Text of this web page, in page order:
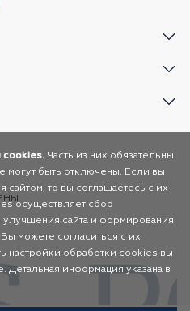
cookies. Часть из них обязательны
могут быть отключены. Если вы
сайтом, то вы соглашаетесь с их
осуществляет сбор
сайта и формирования
можете согласиться с их
настройки обработки cookies вы
Детальная информация указана в